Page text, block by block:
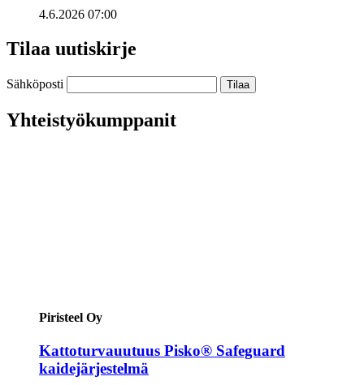
4.6.2026 07:00
Tilaa uutiskirje
Sähköposti
Yhteistyökumppanit
Piristeel Oy
Kattoturvauutuus Pisko® Safeguard
kaidejärjestelmä